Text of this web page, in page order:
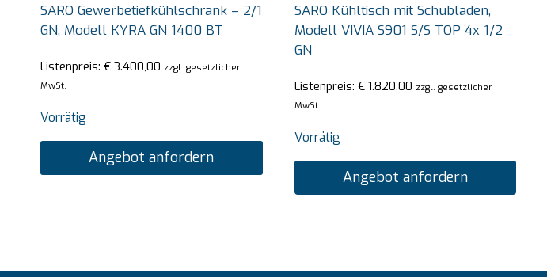
SARO Gewerbetiefkühlschrank – 2/1
GN, Modell KYRA GN 1400 BT
Listenpreis: € 3.400,00 zzgl. gesetzlicher
MwSt.
Vorrätig
Angebot anfordern
SARO Kühltisch mit Schubladen,
Modell VIVIA S901 S/S TOP 4x 1/2
GN
Listenpreis: €1.820,00 zzgl. gesetzlicher
MwSt.
Vorrätig
Angebot anfordern